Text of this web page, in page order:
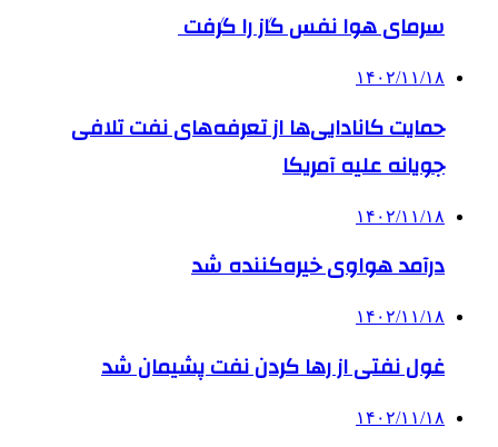
سرمای هوا نفس گاز را گرفت
۱۴۰۲/۱۱/۱۸
حمایت کانادایی‌ها از تعرفه‌های نفت تلافی
جویانه علیه آمریکا
۱۴۰۲/۱۱/۱۸
درآمد هواوی خیره‌کننده شد
۱۴۰۲/۱۱/۱۸
غول نفتی از رها کردن نفت پشیمان شد
۱۴۰۲/۱۱/۱۸